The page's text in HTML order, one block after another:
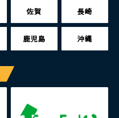
佐賀 長崎
鹿児島 沖縄